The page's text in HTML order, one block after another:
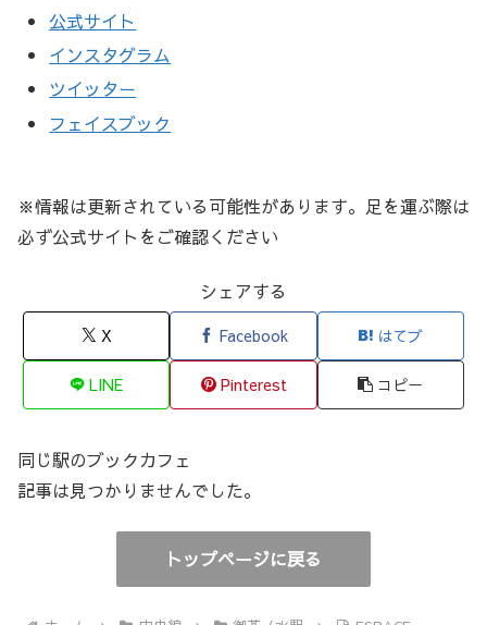
公式サイト
インスタグラム
ツイッター
フェイスブック
※情報は更新されている可能性があります。足を運ぶ際は
必ず公式サイトをご確認ください
シェアする
X Facebook はてブ
LINE Pinterest コピー
同じ駅のブックカフェ
記事は見つかりませんでした。
トップページに戻る